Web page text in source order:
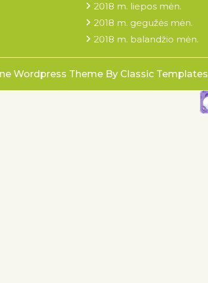
2018 m. liepos mėn.
2018 m. gegužės mėn.
2018 m. balandžio mėn.
Wordpress Theme By Classic Templates